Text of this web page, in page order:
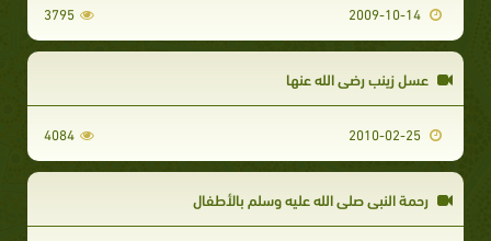
3795
عسل زينب رضي الله عنها
4084
رحمة النبي صلى الله عليه وسلم بالأطفال